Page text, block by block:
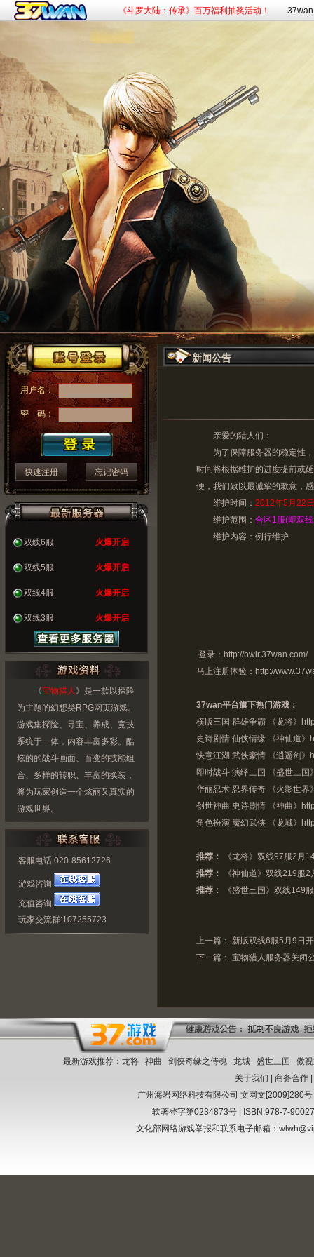
《斗罗大陆：传承》百万福利抽奖活动！
新闻公告
亲爱的猎人们：
为了保障服务器的稳定性，
时间将根据维护的进度提前或
便，我们致以最诚挚的歉意，
维护时间： 2012年5月22
维护范围： 合区1服(即双
维护内容：例行维护
登录： http://bwlr.37wan.com/
马上注册体验： http://
37wan平台旗下热门游戏：
横版三国 群雄争霸 《龙将》
史诗剧情 仙侠情缘 《神仙道》
快意江湖 武侠豪情 《逍遥剑 》
即时战斗 演绎三国 《盛世三国
华丽忍术 忍界传奇 《火影世界
创世神曲 史诗剧情 《神曲》
角色扮演 魔幻武侠 《龙城》
推荐：
《龙将》双线97服2月
推荐：
《神仙道》双线219服
推荐：
《盛世三国》双线149
上一篇：
新版双线6服5月9日
下一篇： 宝物猎人服务器关闭
用户名：
密 码：
快速注册 忘记密码
火爆开启
双线6服
火爆开启
双线5服
火爆开启
双线4服
火爆开启
双线3服
《宝物猎人 》是一款以探险
为主题的幻想类RPG网页游戏。
游戏集探险、寻宝、养成、竞技
系统于一体，内容丰富多彩。酷
炫的的战斗画面、百变的技能组
合、多样的转职、丰富的换装，
将为玩家创造一个炫丽又真实的
游戏世界。
客服电话 020-85612726
游戏咨询
充值咨询
玩家交流群:107255723
最新游戏推荐： 龙将 神曲 剑侠奇缘之侍魂 龙城 盛世三国
傲
关于我们
商务合作|
广州海岩网络科技有限公司 文网文[2009]280号
软著登字第0234873号 | ISBN:978-7-
文化部网络游戏举报和联系电子邮箱：